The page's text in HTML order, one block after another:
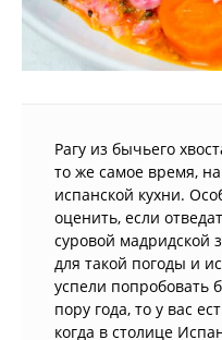
Рагу из бычьего
то же самое время,
испанской кухни.
оценить, если
суровой мадридской
для такой погоды и
успели попробовать
пору года, то у вас
когда в столице